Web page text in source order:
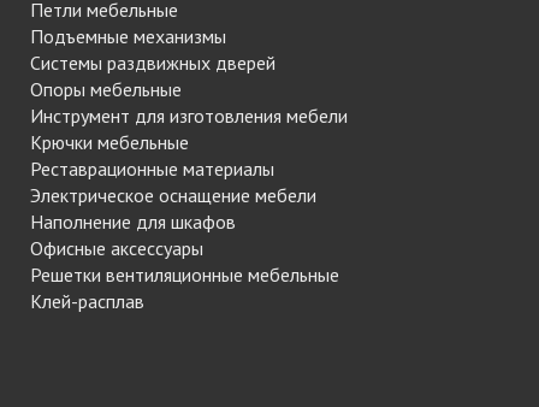
Петли мебельные
Подъемные механизмы
Системы раздвижных дверей
Опоры мебельные
Инструмент для изготовления мебели
Крючки мебельные
Реставрационные материалы
Электрическое оснащение мебели
Наполнение для шкафов
Офисные аксессуары
Решетки вентиляционные мебельные
Клей-расплав